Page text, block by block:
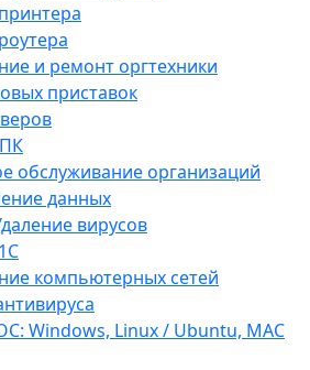
и ремонт оргтехники
приставок
обслуживание организаций
данных
вирусов
компьютерных сетей
Windows, Linux / Ubuntu, МАС